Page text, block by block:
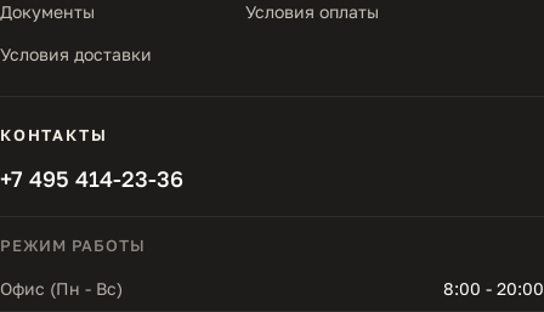
Документы Условия оплаты
Условия доставки
КОНТАКТЫ
+7 495 414-23-36
РЕЖИМ РАБОТЫ
Офис (Пн - Вс) 8:00 - 20:00